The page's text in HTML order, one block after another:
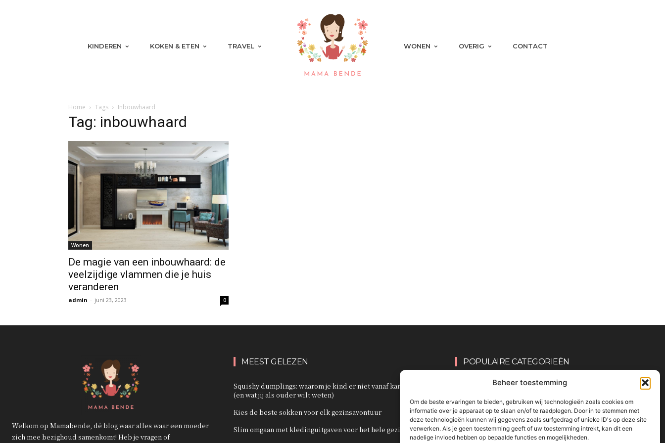
Beheer toestemming
Om de beste ervaringen te bieden, gebruiken wij technologieën zoals cookies om
informatie over je apparaat op te slaan en/of te raadplegen. Door in te stemmen met
deze technologieën kunnen wij gegevens zoals surfgedrag of unieke ID's op deze site
verwerken. Als je geen toestemming geeft of uw toestemming intrekt, kan dit een
nadelige invloed hebben op bepaalde functies en mogelijkheden.
KINDEREN KOKEN & ETEN TRAVEL WONEN OVERIG CONTACT
Home Tags Inbouwhaard
Tag: inbouwhaard
Wonen
De magie van een inbouwhaard: de
veelzijdige vlammen die je huis
veranderen
admin - juni 23, 2023 0
Welkom op Mamabende, dé blog waar alles waar een moeder
zich mee bezighoud samenkomt! Heb je vragen of
MEEST GELEZEN
Squishy dumplings: waarom je kind er niet vanaf kan blijven
(en wat jij als ouder wilt weten)
Kies de beste sokken voor elk gezinsavontuur
Slim omgaan met kledinguitgaven voor het hele gezin
POPULAIRE CATEGORIEËN
161
KNUTSELEN MET KINDEREN
TRAKTATIES
WONEN